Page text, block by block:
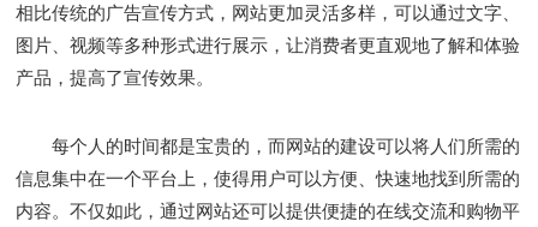
相比传统的广告宣传方式，网站更加灵活多样，可以通过文字、
图片、视频等多种形式进行展示，让消费者更直观地了解和体验
产品，提高了宣传效果。
每个人的时间都是宝贵的，而网站的建设可以将人们所需的
信息集中在一个平台上，使得用户可以方便、快速地找到所需的
内容。不仅如此，通过网站还可以提供便捷的在线交流和购物平